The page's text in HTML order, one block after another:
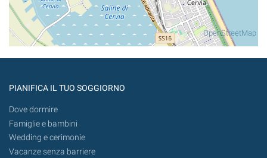
OpenStreetMap
PIANIFICA IL TUO SOGGIORNO
Dove dormire
Famiglie e bambini
Wedding e cerimonie
Vacanze senza barriere